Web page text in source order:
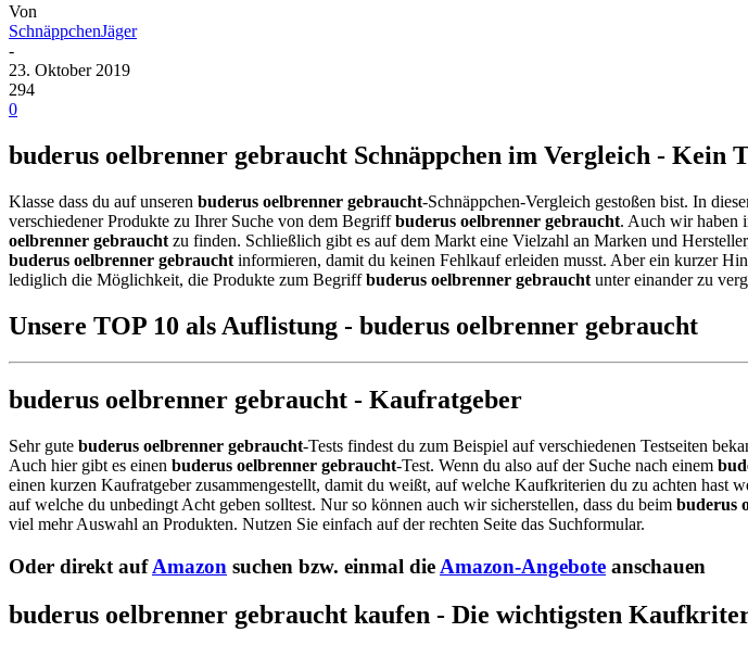
Von
SchnäppchenJäger
-
23. Oktober 2019
294
0
buderus oelbrenner gebraucht Schnäppchen im Vergleich - Kein
Klasse dass du auf unseren buderus oelbrenner gebraucht-Schnäppchen-Vergleich gestoßen bist. In
verschiedener Produkte zu Ihrer Suche von dem Begriffbuderus oelbrenner gebraucht. Auch wir haben
oelbrenner gebraucht zu finden. Schließlich gibt es auf dem Markt eine Vielzahl an Marken und
buderus oelbrenner gebraucht informieren, damit du keinen Fehlkauf erleiden musst. Aber ein kurzer
lediglich die Möglichkeit, die Produkte zum Begriffbuderus oelbrenner gebraucht unter einander zu
Unsere TOP 10 als Auflistung - buderus oelbrenner gebraucht
buderus oelbrenner gebraucht - Kaufratgeber
Sehr gute buderus oelbrenner gebraucht-Tests findest du zum Beispiel auf verschiedenen Testseiten
Auch hier gibt es einen buderus oelbrenner gebraucht-Test. Wenn du also auf der Suche nach einem
einen kurzen Kaufratgeber zusammengestellt, damit du weißt, auf welche Kaufkriterien du zu achten hast
auf welche du unbedingt Acht geben solltest. Nur so können auch wir sicherstellen, dass du beim buderus
viel mehr Auswahl an Produkten. Nutzen Sie einfach auf der rechten Seite das Suchformular.
Oder direkt aufAmazon suchen bzw. einmal die Amazon-Angebote anschauen
buderus oelbrenner gebraucht kaufen - Die wichtigsten